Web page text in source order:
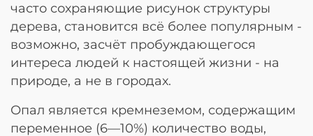
часто сохраняющие рисунок структуры
дерева, становится всё более популярным -
возможно, засчёт пробуждающегося
интереса людей к настоящей жизни - на
природе, а не в городах.
Опал является кремнеземом, содержащим
переменное (6—10%) количество воды,